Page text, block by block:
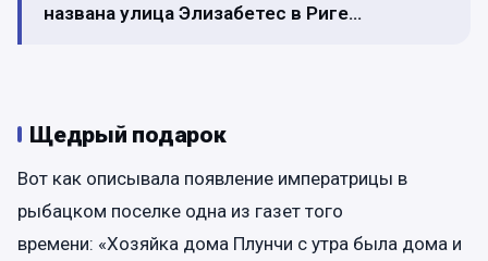
названа улица Элизабетес в Риге…
Щедрый подарок
Вот как описывала появление императрицы в
рыбацком поселке одна из газет того
времени: «Хозяйка дома Плунчи с утра была дома и